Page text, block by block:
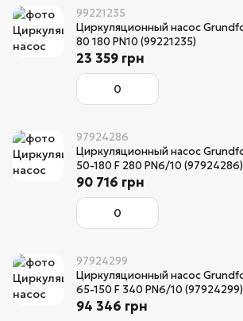
99221235
Циркуляционный насос
80 180 PN10 (99221235)
23 359 грн
97924286
Циркуляционный насос
50-180 F 280 PN6/10 (97924286)
90 716 грн
97924299
Циркуляционный насос
65-150 F 340 PN6/10 (97924299)
94 346 грн